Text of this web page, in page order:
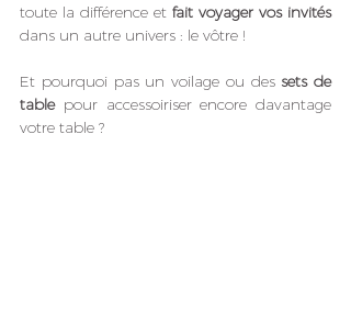
toute la différence et fait voyager vos invités
dans un autre univers : le vôtre !
Et pourquoi pas un voilage ou des sets de
table pour accessoiriser encore davantage
votre table ?